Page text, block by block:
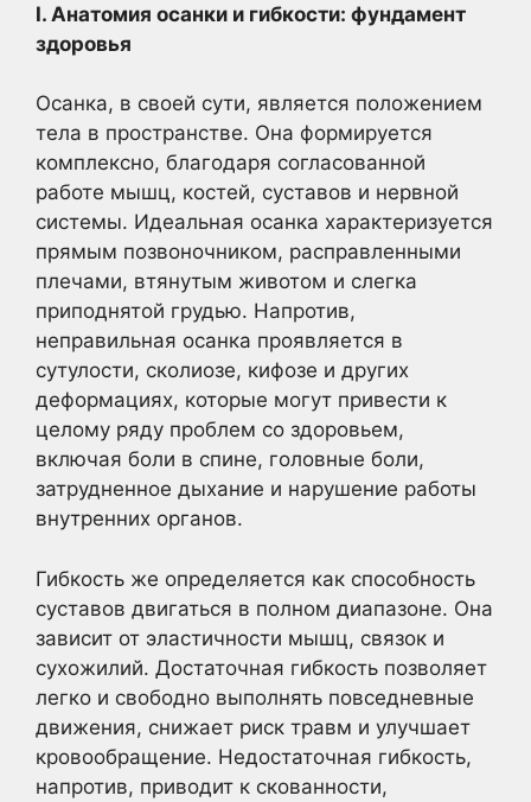
I. Анатомия осанки и гибкости: фундамент
здоровья
Осанка, в своей сути, является положением
тела в пространстве. Она формируется
комплексно, благодаря согласованной
работе мышц, костей, суставов и нервной
системы. Идеальная осанка характеризуется
прямым позвоночником, расправленными
плечами, втянутым животом и слегка
приподнятой грудью. Напротив,
неправильная осанка проявляется в
сутулости, сколиозе, кифозе и других
деформациях, которые могут привести к
целому ряду проблем со здоровьем,
включая боли в спине, головные боли,
затрудненное дыхание и нарушение работы
внутренних органов.
Гибкость же определяется как способность
суставов двигаться в полном диапазоне. Она
зависит от эластичности мышц, связок и
сухожилий. Достаточная гибкость позволяет
легко и свободно выполнять повседневные
движения, снижает риск травм и улучшает
кровообращение. Недостаточная гибкость,
напротив, приводит к скованности,